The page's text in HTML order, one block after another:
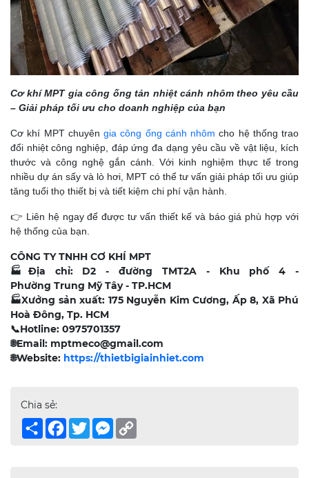
Cơ khí MPT gia công ống tản nhiệt cánh nhôm theo yêu cầu
– Giải pháp tối ưu cho doanh nghiệp của bạn
Cơ khí MPT chuyên gia công ống cánh nhôm cho hệ thống trao
đổi nhiệt công nghiệp, đáp ứng đa dạng yêu cầu về vật liệu, kích
thước và công nghệ gắn cánh. Với kinh nghiệm thực tế trong
nhiều dự án sấy và lò hơi, MPT có thể tư vấn giải pháp tối ưu giúp
tăng tuổi thọ thiết bị và tiết kiệm chi phí vận hành.
👉 Liên hệ ngay để được tư vấn thiết kế và báo giá phù hợp với
hệ thống của bạn.
CÔNG TY TNHH CƠ KHÍ MPT
🏭 Địa chỉ: D2 - đường TMT2A - Khu phố 4 -
Phường Trung Mỹ Tây - TP.HCM
🏭Xưởng sản xuất: 175 Nguyễn Kim Cương, Ấp 8, Xã Phú
Hoà Đông, Tp. HCM
📞Hotline: 0975701357
🌐Email: mptmeco@gmail.com
🌐Website: https://thietbigiainhiet.com
Chia sẻ:
ShareFacebook
TwitterMessenger